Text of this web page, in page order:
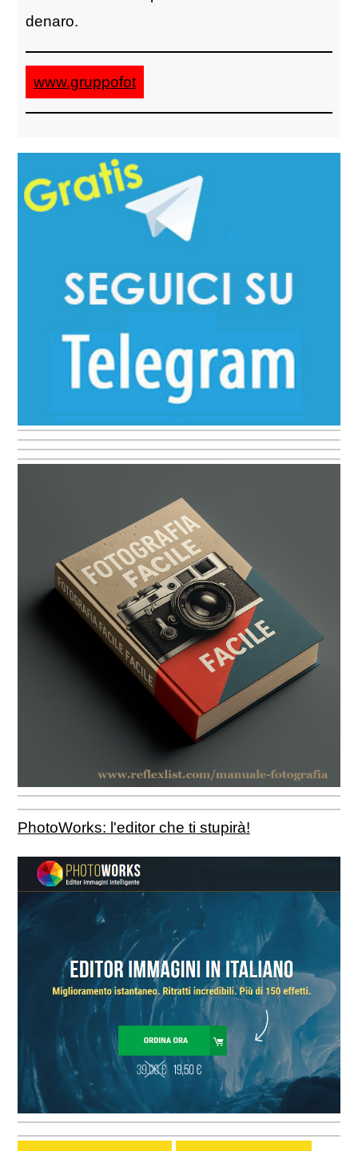
denaro.
www.gruppofot
PhotoWorks: l'editor che ti stupirà!